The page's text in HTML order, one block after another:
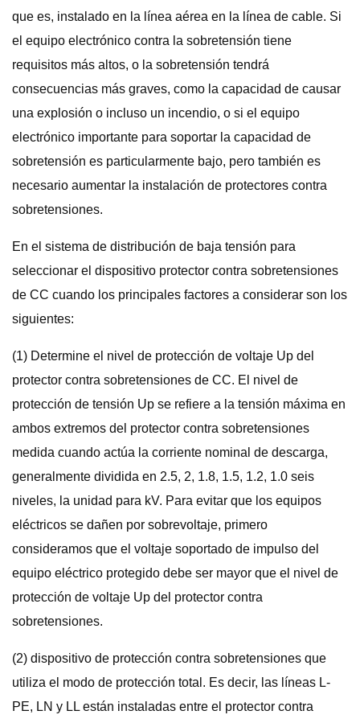
que es, instalado en la línea aérea en la línea de cable. Si
el equipo electrónico contra la sobretensión tiene
requisitos más altos, o la sobretensión tendrá
consecuencias más graves, como la capacidad de causar
una explosión o incluso un incendio, o si el equipo
electrónico importante para soportar la capacidad de
sobretensión es particularmente bajo, pero también es
necesario aumentar la instalación de protectores contra
sobretensiones.
En el sistema de distribución de baja tensión para
seleccionar el dispositivo protector contra sobretensiones
de CC cuando los principales factores a considerar son los
siguientes:
(1) Determine el nivel de protección de voltaje Up del
protector contra sobretensiones de CC. El nivel de
protección de tensión Up se refiere a la tensión máxima en
ambos extremos del protector contra sobretensiones
medida cuando actúa la corriente nominal de descarga,
generalmente dividida en 2.5, 2, 1.8, 1.5, 1.2, 1.0 seis
niveles, la unidad para kV. Para evitar que los equipos
eléctricos se dañen por sobrevoltaje, primero
consideramos que el voltaje soportado de impulso del
equipo eléctrico protegido debe ser mayor que el nivel de
protección de voltaje Up del protector contra
sobretensiones.
(2) dispositivo de protección contra sobretensiones que
utiliza el modo de protección total. Es decir, las líneas L-
PE, LN y LL están instaladas entre el protector contra